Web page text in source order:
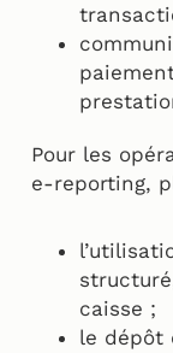
Pour les
e-reporting,
caisse ;
le dépôt